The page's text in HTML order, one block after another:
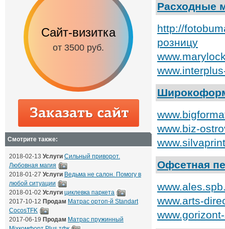
Расходные
http://
розницу
www.biz-
Офсетная
www.arts-
Сайт-визитка
от 3500 руб.
Сайт с
от 6500 руб.
Смотрите также:
2018-02-13 Услуги Сильный приворот.
Любовная магия
2018-01-27 Услуги Ведьма не салон. Помогу в
любой ситуации
2018-01-02 Услуги циклевка паркета
2017-10-12 Продам Матрас ортоп-й Standart
CocosTFK
2017-06-19 Продам Матрас пружинный